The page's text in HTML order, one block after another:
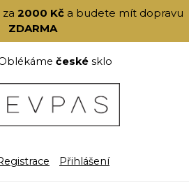
za2000 Kč a budete mít dopravu
ZDARMA
českésklo
Přihlášení